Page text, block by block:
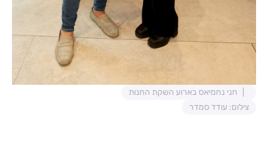
חני נחמיאס בארוע השקת החנות
צילום: עודד סמדר